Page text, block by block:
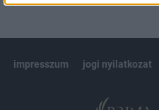
impresszum jogi nyilatkozat